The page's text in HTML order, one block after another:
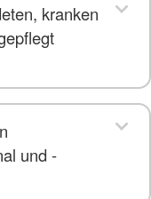
kranken
und -